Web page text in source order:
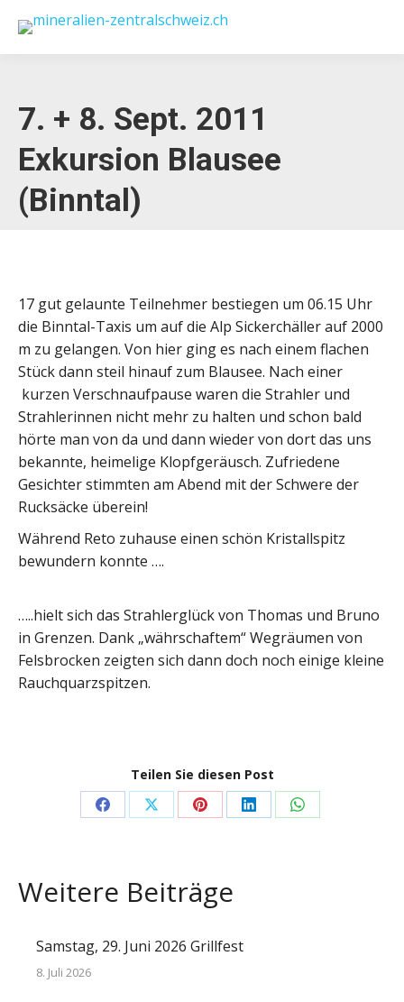
7. + 8. Sept. 2011
Exkursion Blausee
(Binntal)
17 gut gelaunte Teilnehmer bestiegen um 06.15 Uhr
die Binntal-Taxis um auf die Alp Sickerchäller auf 2000
m zu gelangen. Von hier ging es nach einem flachen
Stück dann steil hinauf zum Blausee. Nach einer
kurzen Verschnaufpause waren die Strahler und
Strahlerinnen nicht mehr zu halten und schon bald
hörte man von da und dann wieder von dort das uns
bekannte, heimelige Klopfgeräusch. Zufriedene
Gesichter stimmten am Abend mit der Schwere der
Rucksäcke überein!
Während Reto zuhause einen schön Kristallspitz
bewundern konnte ….
…..hielt sich das Strahlerglück von Thomas und Bruno
in Grenzen. Dank „währschaftem“ Wegräumen von
Felsbrocken zeigten sich dann doch noch einige kleine
Rauchquarzspitzen.
Teilen Sie diesen Post
Share Share Share Share Share
Weitere Beiträge
Samstag, 29. Juni 2026 Grillfest
8. Juli 2026